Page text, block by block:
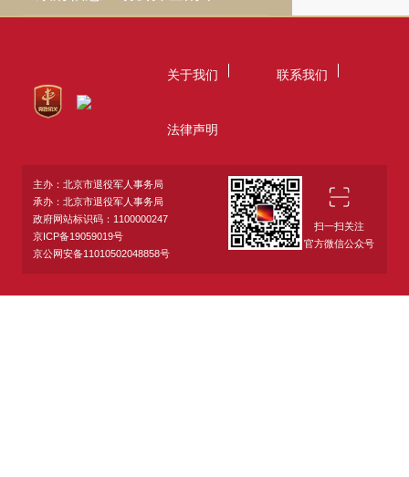
关于我们 联系我们
法律声明
主办：北京市退役军人事务局
承办：北京市退役军人事务局
政府网站标识码：1100000247
京ICP备19059019号
京公网安备11010502048858号
扫一扫关注
官方微信公众号